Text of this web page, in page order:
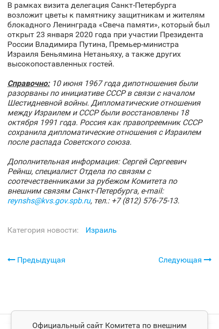
В рамках визита делегация Санкт‑Петербурга
возложит цветы к памятнику защитникам и жителям
блокадного Ленинграда «Свеча памяти», который был
открыт 23 января 2020 года при участии Президента
России Владимира Путина, Премьер-министра
Израиля Беньямина Нетаньяху, а также других
высокопоставленных гостей.
Справочно:10 июня 1967 года дипотношения были
разорваны по инициативе СССР в связи с началом
Шестидневной войны. Дипломатические отношения
между Израилем и СССР были восстановлены 18
октября 1991 года. Россия как правопреемник СССР
сохранила дипломатические отношения с Израилем
после распада Советского союза.
Дополнительная информация: Сергей Сергеевич
Рейнш, специалист Отдела по связям с
соотечественниками за рубежом Комитета по
внешним связям Санкт‑Петербурга, e-mail:
reynshs@kvs.gov.spb.ru, тел.: +7 (812) 576-75-13.
Категория новости: Израиль
Предыдущая Следующая
Официальный сайт Комитета по внешним